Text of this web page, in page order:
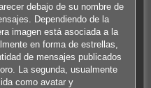
debajo de su nombre de
Dependiendo de la
imagen está asociada a la
en forma de estrellas,
de mensajes publicados
La segunda, usualmente
como avatar y